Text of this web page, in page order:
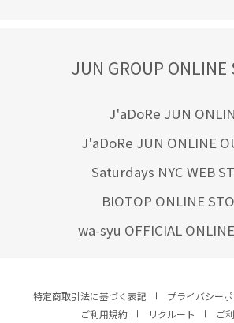
JUN GROUP ONLINE
J'aDoRe JUN
J'aDoRe JUN ONLINE
Saturdays NYC WEB
BIOTOP ONLINE
wa-syu OFFICIAL
特定商取引法に基づく表記 プライバシー
ご利用規約
リクルート ご